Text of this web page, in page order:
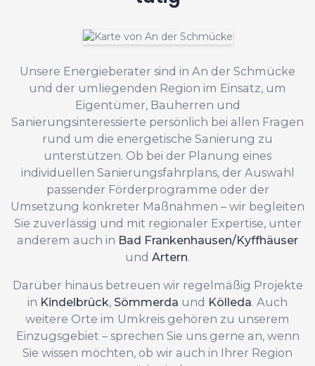
Unsere Energieberater sind in An der Schmücke
und der umliegenden Region im Einsatz, um
Eigentümer, Bauherren und
Sanierungsinteressierte persönlich bei allen Fragen
rund um die energetische Sanierung zu
unterstützen. Ob bei der Planung eines
individuellen Sanierungsfahrplans, der Auswahl
passender Förderprogramme oder der
Umsetzung konkreter Maßnahmen – wir begleiten
Sie zuverlässig und mit regionaler Expertise, unter
anderem auch in Bad Frankenhausen/Kyffhäuser
und Artern.
Darüber hinaus betreuen wir regelmäßig Projekte
in Kindelbrück, Sömmerda und Kölleda. Auch
weitere Orte im Umkreis gehören zu unserem
Einzugsgebiet – sprechen Sie uns gerne an, wenn
Sie wissen möchten, ob wir auch in Ihrer Region